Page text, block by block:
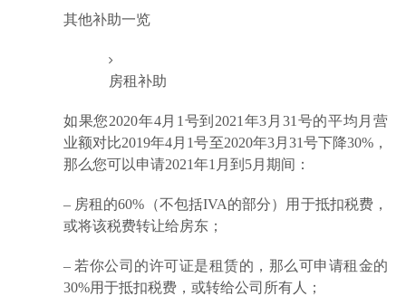
其他补助一览
房租补助
如果您2020年4月1号到2021年3月31号的平均月营
业额对比2019年4月1号至2020年3月31号下降30%，
那么您可以申请2021年1月到5月期间：
– 房租的60%（不包括IVA的部分）用于抵扣税费，
或将该税费转让给房东；
– 若你公司的许可证是租赁的，那么可申请租金的
30%用于抵扣税费，或转给公司所有人；